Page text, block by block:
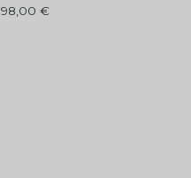
98,00 €